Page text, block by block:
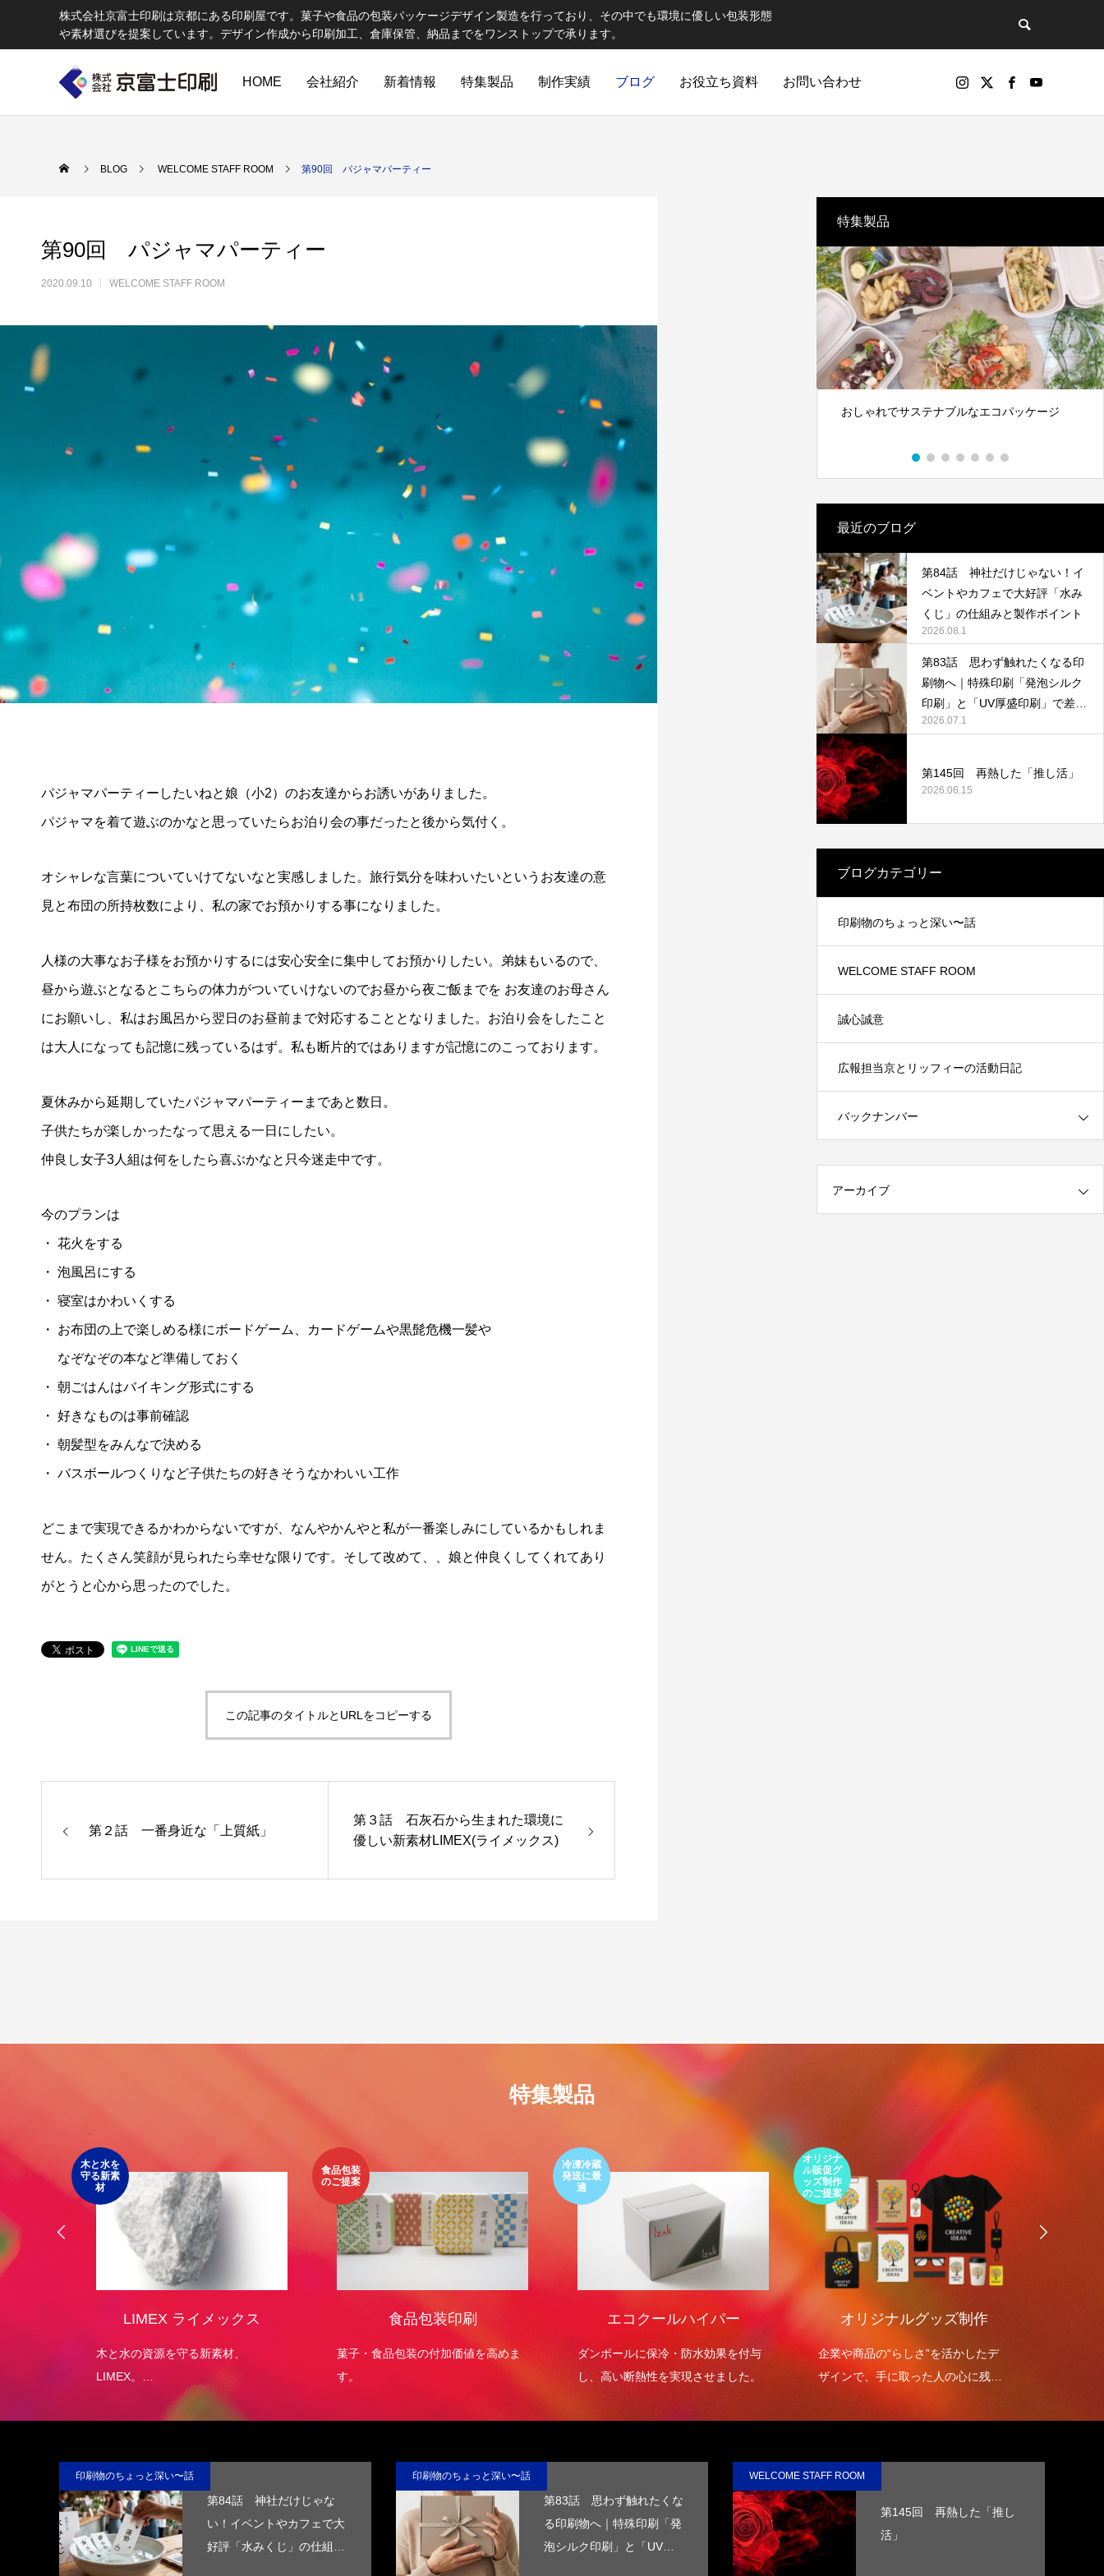
株式会社京富士印刷は京都にある印刷屋です。菓子や食品の包装パッケージデザイン製造を行っており、その中でも環境に優しい包装形態
や素材選びを提案しています。デザイン作成から印刷加工、倉庫保管、納品までをワンストップで承ります。
HOME 会社紹介 新着情報 特集製品 制作実績 ブログ お役立ち資料 お問い合わせ
京富士印刷はクライアントのSDGsを支援し、CSR･環境保護製品のご提
案をしています。
出版印刷物（書籍、雑誌、参考書など）
包装製品
パッケージ印刷物や包装資材の製品（紙器、軟包装）
第84話 神社だけじゃない！イベントやカ
フェで大好評「水みくじ」の仕組みと製作
第83話 思わず触れたくなる印刷物へ｜特
殊印刷「発泡シルク印刷」と「UV厚盛印
刷」で差別化する方法
2026.07.01
第82話 オリジナルランチョンマットで飲
食店の集客力アップ！販促・SNS対策にも
効果的◎
2026.06.01
第81話 そのペットボトル、実は“広告媒
体”です｜オリジナルラベル水の活用アイ
デア
第145回 再熱した「推し活」 第144回 サブスクの入会・退会
2026.04.15 2026.02.16
第142回 鳥取砂丘
2025.12.24
「選ばれる企業の条件」を学んできまし
た！
2025.12.04 2023.05.25
度 S認証」を取得！
第4回 色の話をしますが何か…
2015.04.10
第3回 色上質紙の話をしますが何か…
2015.03.13
第1回 印刷の工程について話しますが何
BLOG WELCOME STAFF ROOM 第90回 パジャマパーティー
第90回 パジャマパーティー
2020.09.10 WELCOME STAFF ROOM
パジャマパーティーしたいねと娘（小2）のお友達からお誘いがありました。
パジャマを着て遊ぶのかなと思っていたらお泊り会の事だったと後から気付く。
オシャレな言葉についていけてないなと実感しました。旅行気分を味わいたいというお友達の意
見と布団の所持枚数により、私の家でお預かりする事になりました。
人様の大事なお子様をお預かりするには安心安全に集中してお預かりしたい。弟妹もいるので、
昼から遊ぶとなるとこちらの体力がついていけないのでお昼から夜ご飯までを お友達のお母さん
にお願いし、私はお風呂から翌日のお昼前まで対応することとなりました。お泊り会をしたこと
は大人になっても記憶に残っているはず。私も断片的ではありますが記憶にのこっております。
夏休みから延期していたパジャマパーティーまであと数日。
子供たちが楽しかったなって思える一日にしたい。
仲良し女子3人組は何をしたら喜ぶかなと只今迷走中です。
今のプランは
・ 花火をする
・ 泡風呂にする
・ 寝室はかわいくする
・ お布団の上で楽しめる様にボードゲーム、カードゲームや黒髭危機一髪や
なぞなぞの本など準備しておく
・ 朝ごはんはバイキング形式にする
・ 好きなものは事前確認
・ 朝髪型をみんなで決める
・ バスボールつくりなど子供たちの好きそうなかわいい工作
どこまで実現できるかわからないですが、なんやかんやと私が一番楽しみにしているかもしれま
せん。たくさん笑顔が見られたら幸せな限りです。そして改めて、、娘と仲良くしてくれてあり
がとうと心から思ったのでした。
この記事のタイトルとURLをコピーする
第２話 一番身近な「上質紙」
第３話 石灰石から生まれた環境に
優しい新素材LIMEX(ライメックス)
特集製品
創業時より長年出版物を手掛けてきた本づく
りのノウハウを駆使してご提案します。
おしゃれでサステナブルなエコパッケージ
木と水の資源を守る新素材、
る。
最近のブログ
第84話 神社だけじゃない！イ
ベントやカフェで大好評「水み
くじ」の仕組みと製作ポイント
2026.08.1
第83話 思わず触れたくなる印
刷物へ｜特殊印刷「発泡シルク
印刷」と「UV厚盛印刷」で差別
化する方法
2026.07.1
第145回 再熱した「推し活」
2026.06.15
ブログカテゴリー
印刷物のちょっと深い〜話
WELCOME STAFF ROOM
誠心誠意
広報担当京とリッフィーの活動日記
バックナンバー
アーカイブ
特集製品
木と水を
守る新素
材
LIMEX ライメックス
木と水の資源を守る新素材、
LIMEX。
日本の技術で、この星の未来を変え
ていける。
食品包装
のご提案
食品包装印刷
菓子・食品包装の付加価値を高めま
す。
冷凍冷蔵
発送に最
適
エコクールハイパー
ダンボールに保冷・防水効果を付与
し、高い断熱性を実現させました。
オリジナ
ル販促グ
ッズ制作
のご提案
オリジナルグッズ制作
企業や商品の“らしさ”を活かしたデ
ザインで、手に取った人の心に残る
印刷物のちょっと深い〜話
第84話 神社だけじゃな
い！イベントやカフェで大
好評「水みくじ」の仕組み
印刷物のちょっと深い〜話
第83話 思わず触れたくな
る印刷物へ｜特殊印刷「発
泡シルク印刷」と「UV厚
WELCOME STAFF ROOM
第145回 再熱した「推し
活」